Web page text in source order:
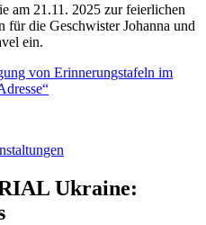
am 21.11. 2025 zur feierlichen
die Geschwister Johanna und
ein.
von Erinnerungstafeln im
Ukraine: